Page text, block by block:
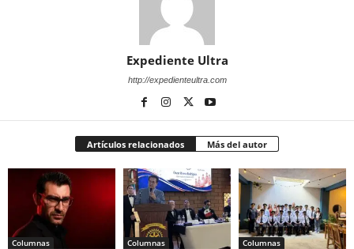
Expediente Ultra
http://expedienteultra.com
Artículos relacionados Más del autor
Columnas Columnas Columnas